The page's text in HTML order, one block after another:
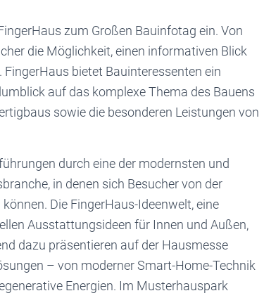
zum Großen Bauinfotag ein. Von
die Möglichkeit, einen informativen Blick
bietet Bauinteressenten ein
auf das komplexe Thema des Bauens
sowie die besonderen Leistungen von
durch eine der modernsten und
in denen sich Besucher von der
Die FingerHaus-Ideenwelt, eine
Ausstattungsideen für Innen und Außen,
dazu präsentieren auf der Hausmesse
– von moderner Smart-Home-Technik
Energien. Im Musterhauspark